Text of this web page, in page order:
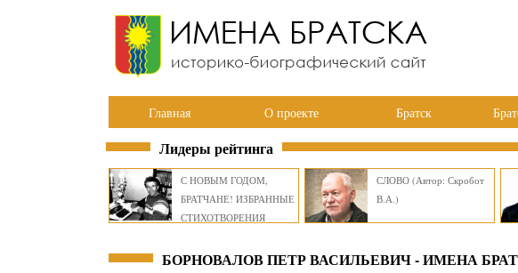
Главная О проекте Братск
Лидеры рейтинга
С НОВЫМ ГОДОМ,
БРАТЧАНЕ! ИЗБРАННЫЕ
СТИХОТВОРЕНИЯ
СЛОВО (Автор: Скробот
В.А.)
БОРНОВАЛОВ ПЕТР ВАСИЛЬЕВИЧ - ИМЕНА